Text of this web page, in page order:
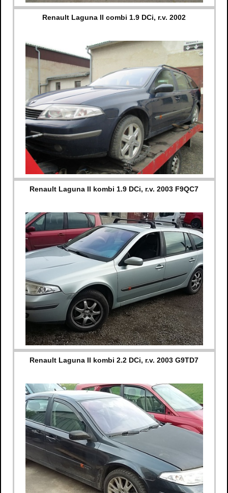
Renault Laguna II combi 1.9 DCi, r.v. 2002
Renault Laguna II kombi 1.9 DCi, r.v. 2003 F9QC7
Renault Laguna II kombi 2.2 DCi, r.v. 2003 G9TD7